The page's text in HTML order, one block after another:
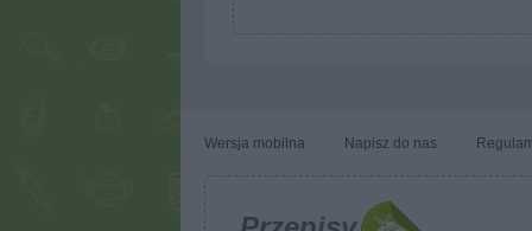
Wersja mobilna Napisz do nas